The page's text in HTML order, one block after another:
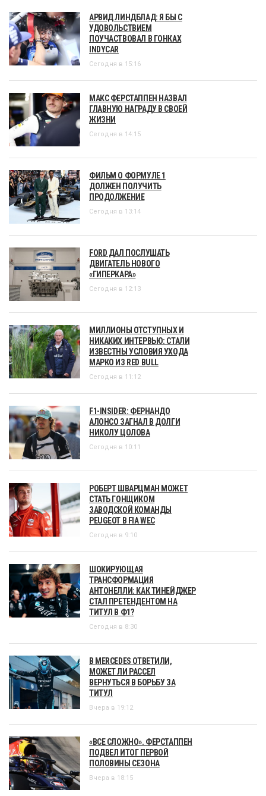
АРВИД ЛИНДБЛАД: Я БЫ С
УДОВОЛЬСТВИЕМ
ПОУЧАСТВОВАЛ В ГОНКАХ
INDYCAR
Сегодня в 15:16
МАКС ФЕРСТАППЕН НАЗВАЛ
ГЛАВНУЮ НАГРАДУ В СВОЕЙ
ЖИЗНИ
Сегодня в 14:15
ФИЛЬМ О ФОРМУЛЕ 1
ДОЛЖЕН ПОЛУЧИТЬ
ПРОДОЛЖЕНИЕ
Сегодня в 13:14
FORD ДАЛ ПОСЛУШАТЬ
ДВИГАТЕЛЬ НОВОГО
«ГИПЕРКАРА»
Сегодня в 12:13
МИЛЛИОНЫ ОТСТУПНЫХ И
НИКАКИХ ИНТЕРВЬЮ: СТАЛИ
ИЗВЕСТНЫ УСЛОВИЯ УХОДА
МАРКО ИЗ RED BULL
Сегодня в 11:12
F1-INSIDER: ФЕРНАНДО
АЛОНСО ЗАГНАЛ В ДОЛГИ
НИКОЛУ ЦОЛОВА
Сегодня в 10:11
РОБЕРТ ШВАРЦМАН МОЖЕТ
СТАТЬ ГОНЩИКОМ
ЗАВОДСКОЙ КОМАНДЫ
PEUGEOT В FIA WEC
Сегодня в 9:10
ШОКИРУЮЩАЯ
ТРАНСФОРМАЦИЯ
АНТОНЕЛЛИ: КАК ТИНЕЙДЖЕР
СТАЛ ПРЕТЕНДЕНТОМ НА
ТИТУЛ В Ф1?
Сегодня в 8:30
В MERCEDES ОТВЕТИЛИ,
МОЖЕТ ЛИ РАССЕЛ
ВЕРНУТЬСЯ В БОРЬБУ ЗА
ТИТУЛ
Вчера в 19:12
«ВСЕ СЛОЖНО». ФЕРСТАППЕН
ПОДВЕЛ ИТОГ ПЕРВОЙ
ПОЛОВИНЫ СЕЗОНА
Вчера в 18:15